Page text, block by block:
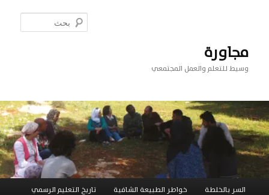
مجاورة
وسيط للتعلم والعمل المجتمعي
السر بالخلطة خواطر الطبيعة الشافية تاريخ التعليم الرسمي